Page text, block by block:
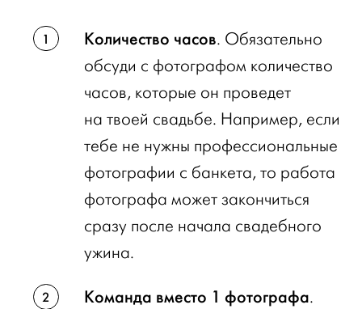
Количество часов. Обязательно
обсуди с фотографом количество
часов, которые он проведет
на твоей свадьбе. Например, если
тебе не нужны профессиональные
фотографии с банкета, то работа
фотографа может закончиться
сразу после начала свадебного
ужина.
Команда вместо 1 фотографа.